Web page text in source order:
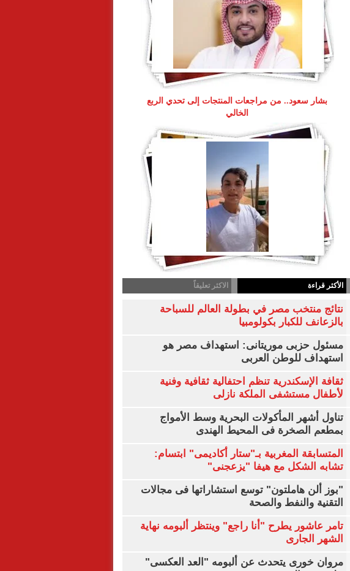
بشار سعود.. من مراجعات المنتجات إلى تحدي الربع
الخالي
الأكثر قراءة الاكثر تعليقاً
نتائج منتخب مصر في بطولة العالم للسباحة
بالزعانف للكبار بكولومبيا
مسئول حزبى موريتانى: استهداف مصر هو
استهداف للوطن العربى
ثقافة الإسكندرية تنظم احتفالية ثقافية وفنية
لأطفال مستشفى الملكة نازلى
تناول أشهر المأكولات البحرية وسط الأمواج
بمطعم الصخرة فى المحيط الهندى
المتسابقة المغربية بـ"ستار أكاديمى" ابتسام:
تشابه الشكل مع هيفا "يزعجنى"
"بوز ألن هاملتون" توسع استشاراتها فى مجالات
التقنية والنفط والصحة
تامر عاشور يطرح "أنا راجع" وينتظر ألبومه نهاية
الشهر الجارى
مروان خورى يتحدث عن ألبومه "العد العكسى"